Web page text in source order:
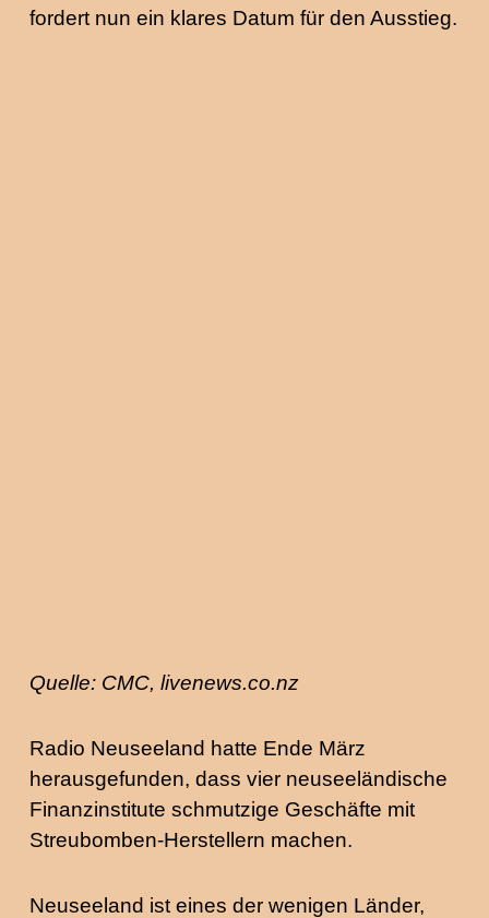
fordert nun ein klares Datum für den Ausstieg.
Quelle: CMC, livenews.co.nz
Radio Neuseeland hatte Ende März
herausgefunden, dass vier neuseeländische
Finanzinstitute schmutzige Geschäfte mit
Streubomben-Herstellern machen.
Neuseeland ist eines der wenigen Länder,